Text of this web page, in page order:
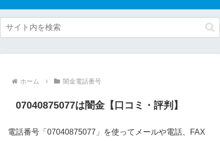
ホーム 闇金電話番号
07040875077は闇金【口コミ・評判】
電話番号「07040875077」を使ってメールや電話、FAX